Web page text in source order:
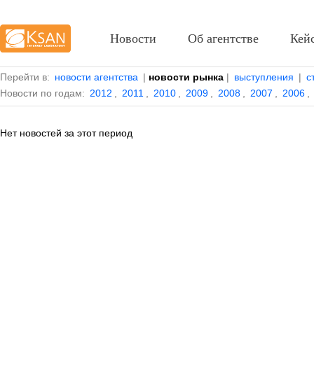
Перейти в: новости агентства | новости рынка | выступления |
Новости по годам: 2012 2011 2010 2009 2008 2007 2006
Нет новостей за этот период
Новости Об агентстве